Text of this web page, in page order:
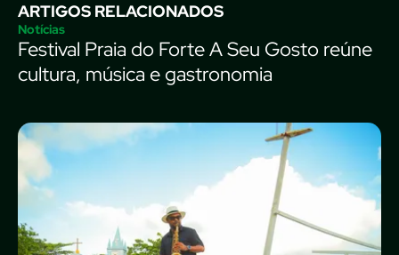
ARTIGOS RELACIONADOS
Notícias
Festival Praia do Forte A Seu Gosto reúne
cultura, música e gastronomia